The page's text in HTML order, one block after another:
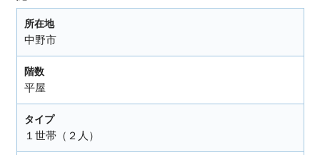
所在地
中野市
階数
平屋
タイプ
１世帯（２人）